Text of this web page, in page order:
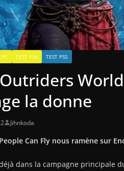
PC TEST PS4 TEST PS5
la donne
Jihnkoda
Can Fly nous ramène sur
dans la campagne principale